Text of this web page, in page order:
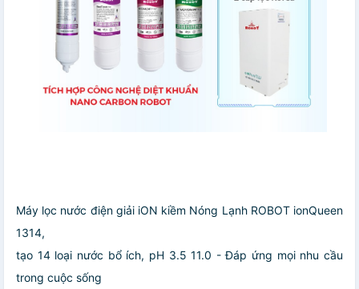
Máy lọc nước điện giải iON kiềm Nóng Lạnh ROBOT ionQueen
1314,
tạo 14 loại nước bổ ích, pH 3.5 11.0 - Đáp ứng mọi nhu cầu
trong cuộc sống